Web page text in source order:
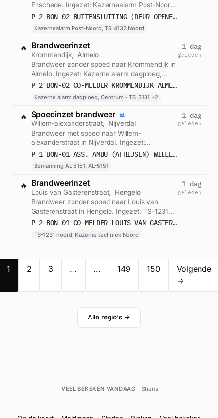
Enschede. Ingezet: Kazernealarm Post-Noord,
TS-4132 Noord. Gemeld om 13:55.
P 2 BON-02 BUITENSLUITING (DEUR OPENEN) ANTARESSTRAAT ENSCHEDE 054231
Kazernealarm Post-Noord, TS-4132 Noord
🔥 Brandweerinzet
Krommendijk,
Almelo
Brandweer zonder spoed naar Krommendijk in
Almelo. Ingezet: Kazerne alarm dagploeg,
Centrum - TS-3131, Besturing kazerne en 1
P 2 BON-02 CO-MELDER KROMMENDIJK ALMELO 053131
Kazerne alarm dagploeg, Centrum - TS-3131 +2
1 dag
geleden
🔥 Spoedinzet brandweer
Willem-alexanderstraat,
Nijverdal
Brandweer met spoed naar Willem-
alexanderstraat in Nijverdal. Ingezet:
Bemanning AL 5151, AL-5151. Gemeld om
P 1 BON-01 ASS. AMBU (AFHIJSEN) WILLEM-ALEXANDERSTRAAT NIJVERDAL 055151
Bemanning AL 5151, AL-5151
1 dag
geleden
🔥 Brandweerinzet
Louis van Gasterenstraat,
Hengelo
Brandweer zonder spoed naar Louis van
Gasterenstraat in Hengelo. Ingezet: TS-1231
noord, Kazerne techniek Noord. Gemeld om
P 2 BON-01 CO-MELDER LOUIS VAN GASTERENSTRAAT HENGELO 051231
TS-1231 noord, Kazerne techniek Noord
1 dag
geleden
1 2 3 ... ... 149 150
Volgende
→
Alle regio's →
VEEL BEKEKEN VANDAAG Stiens